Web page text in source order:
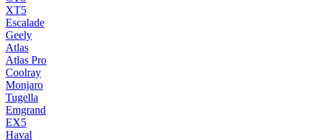
XT5
Escalade
Geely
Atlas
Atlas Pro
Coolray
Monjaro
Tugella
Emgrand
EX5
Haval